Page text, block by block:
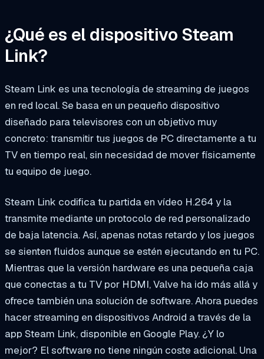
¿Qué es el dispositivo Steam
Link?
Steam Link es una tecnología de streaming de juegos
en red local. Se basa en un pequeño dispositivo
diseñado para televisores con un objetivo muy
concreto: transmitir tus juegos de PC directamente a tu
TV en tiempo real, sin necesidad de mover físicamente
tu equipo de juego.
Steam Link codifica tu partida en vídeo H.264 y la
transmite mediante un protocolo de red personalizado
de baja latencia. Así, apenas notas retardo y los juegos
se sienten fluidos aunque se estén ejecutando en tu PC.
Mientras que la versión hardware es una pequeña caja
que conectas a tu TV por HDMI, Valve ha ido más allá y
ofrece también una solución de software. Ahora puedes
hacer streaming en dispositivos Android a través de la
app Steam Link, disponible en Google Play. ¿Y lo
mejor? El software no tiene ningún coste adicional. Una